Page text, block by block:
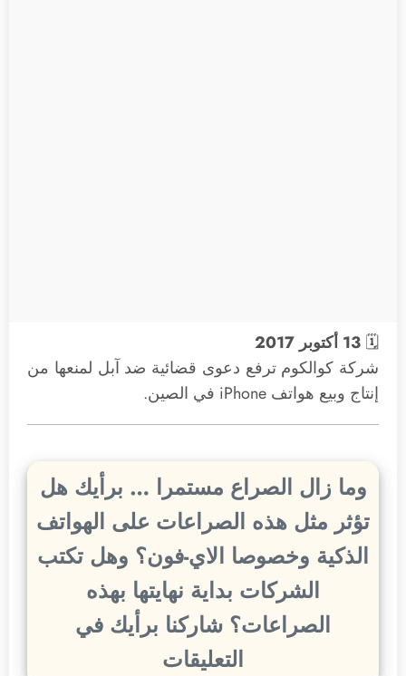
🗓 13 أكتوبر 2017
شركة كوالكوم ترفع دعوى قضائية ضد آبل لمنعها من
إنتاج وبيع هواتف iPhone في الصين.
وما زال الصراع مستمرا … برأيك هل
تؤثر مثل هذه الصراعات على الهواتف
الذكية وخصوصا الاي-فون؟ وهل تكتب
الشركات بداية نهايتها بهذه
الصراعات؟ شاركنا برأيك في
التعليقات